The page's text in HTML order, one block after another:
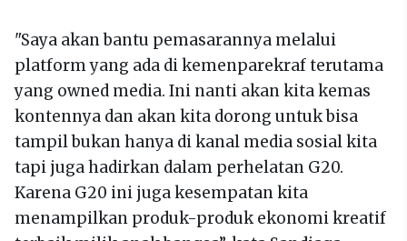
"Saya akan bantu pemasarannya melalui
platform yang ada di kemenparekraf terutama
yang owned media. Ini nanti akan kita kemas
kontennya dan akan kita dorong untuk bisa
tampil bukan hanya di kanal media sosial kita
tapi juga hadirkan dalam perhelatan G20.
Karena G20 ini juga kesempatan kita
menampilkan produk-produk ekonomi kreatif